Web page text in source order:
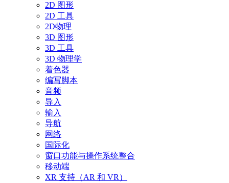
2D 图形
2D 工具
2D物理
3D 图形
3D 工具
3D 物理学
着色器
编写脚本
音频
导入
输入
导航
网络
国际化
窗口功能与操作系统整合
移动端
XR 支持（AR 和 VR）